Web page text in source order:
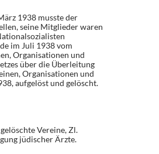
1938 musste der
seine Mitglieder waren
im Juli 1938 vom
Organisationen und
über die Überleitung
Organisationen und
aufgelöst und gelöscht.
Vereine, Zl.
jüdischer Ärzte.